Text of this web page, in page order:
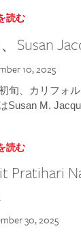
読む
Susan
10, 2025
旬、カリフォ
Susan M.
読む
Pratihari
30, 2025